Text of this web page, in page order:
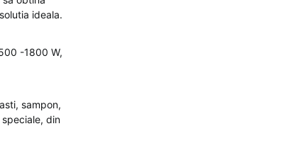
ideala.
-1800 W,
sampon,
din